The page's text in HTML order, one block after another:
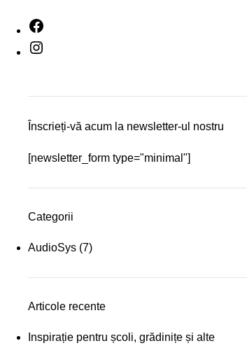
Înscrieți-vă acum la newsletter-ul nostru
[newsletter_form type="minimal"]
Categorii
AudioSys(7)
Articole recente
Inspirație pentru școli, grădinițe și alte